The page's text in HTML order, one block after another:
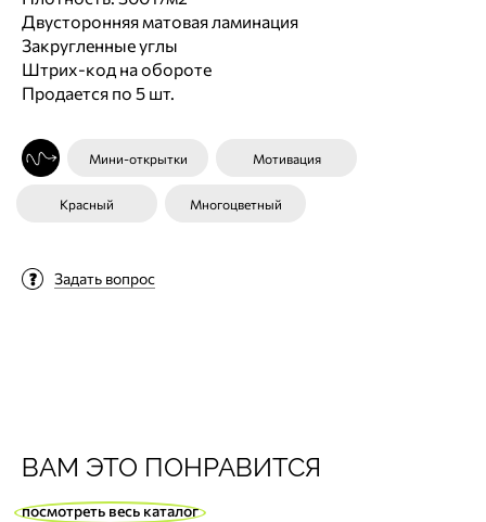
Двусторонняя матовая ламинация
Закругленные углы
Штрих-код на обороте
Продается по 5 шт.
Мини-открытки Мотивация
Красный Многоцветный
Задать вопрос
ВАМ ЭТО ПОНРАВИТСЯ
посмотреть весь каталог